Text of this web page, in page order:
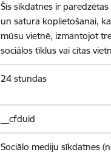
Šīs sīkdatnes ir
un satura koplietošanai,
mūsu vietnē, izmantojot
sociālos tīklus vai citas
24 stundas
__cfduid
Sociālo mediju sīkdatnes